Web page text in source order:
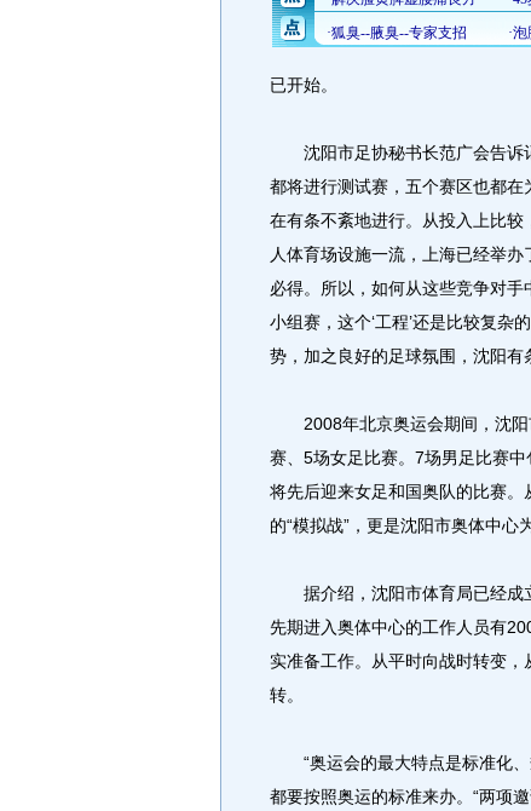
已开始。
沈阳市足协秘书长范广会告诉
都将进行测试赛，五个赛区也都
在有条不紊地进行。从投入上比
人体育场设施一流，上海已经举
必得。所以，如何从这些竞争对
小组赛，这个‘工程’还是比较复杂
势，加之良好的足球氛围，沈阳
2008年北京奥运会期间，沈阳
赛、5场女足比赛。7场男足比赛
将先后迎来女足和国奥队的比赛
的“模拟战”，更是沈阳市奥体中心
据介绍，沈阳市体育局已经成
先期进入奥体中心的工作人员有
实准备工作。从平时向战时转变，
转。
“奥运会的最大特点是标准化、
都要按照奥运的标准来办。“两项